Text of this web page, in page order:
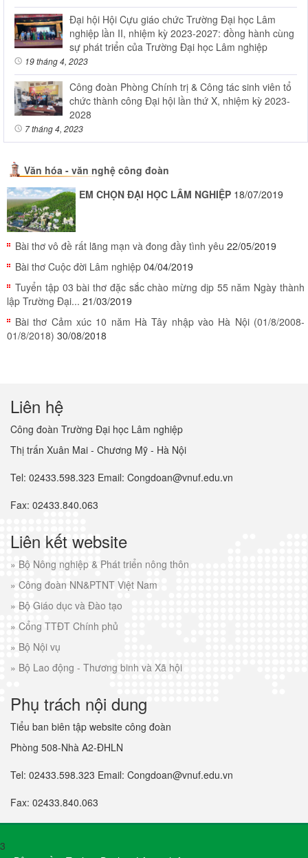
Đại hội Hội Cựu giáo chức Trường Đại học Lâm
nghiệp lần II, nhiệm kỳ 2023-2027: đồng hành cùng
sự phát triển của Trường Đại học Lâm nghiệp
19 tháng 4, 2023
Công đoàn Phòng Chính trị & Công tác sinh viên tổ
chức thành công Đại hội lần thứ X, nhiệm kỳ 2023-
2028
7 tháng 4, 2023
Văn hóa - văn nghệ công đoàn
EM CHỌN ĐẠI HỌC LÂM NGHIỆP 18/07/2019
Bài thơ vô đề rất lãng mạn và đong đầy tình yêu 22/05/2019
Bài thơ Cuộc đời Lâm nghiệp 04/04/2019
Tuyển tập 03 bài thơ đặc sắc chào mừng dịp 55 năm Ngày thành
lập Trường Đại... 21/03/2019
Bài thơ Cảm xúc 10 năm Hà Tây nhập vào Hà Nội (01/8/2008-
01/8/2018) 30/08/2018
Liên hệ
Công đoàn Trường Đại học Lâm nghiệp
Thị trấn Xuân Mai - Chương Mỹ - Hà Nội
Tel: 02433.598.323 Email: Congdoan@vnuf.edu.vn
Fax: 02433.840.063
Liên kết website
» Bộ Nông nghiệp & Phát triển nông thôn
» Công đoàn NN&PTNT Việt Nam
» Bộ Giáo dục và Đào tạo
» Cổng TTĐT Chính phủ
» Bộ Nội vụ
» Bộ Lao động - Thương binh và Xã hội
Phụ trách nội dung
Tiểu ban biên tập website công đoàn
Phòng 508-Nhà A2-ĐHLN
Tel: 02433.598.323 Email: Congdoan@vnuf.edu.vn
Fax: 02433.840.063
3